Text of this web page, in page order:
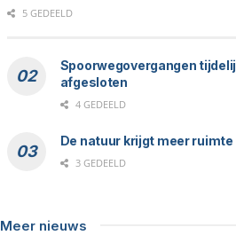
5 GEDEELD
Spoorwegovergangen
afgesloten
4 GEDEELD
De natuur krijgt meer ruimte
3 GEDEELD
Meer nieuws